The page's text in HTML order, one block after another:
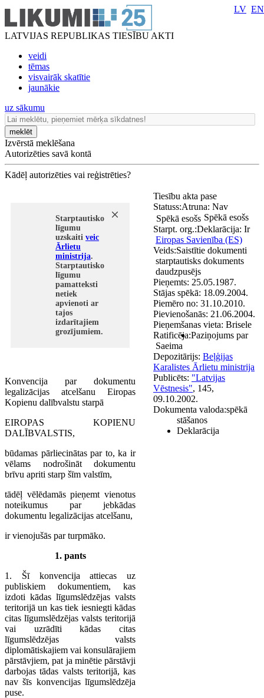
LATVIJAS REPUBLIKAS TIESĪBU AKTI
veidi
tēmas
visvairāk skatītie
jaunākie
LV EN
uz sākumu
meklēt
Izvērstā meklēšana
Autorizēties savā kontā
Kādēļ autorizēties vai reģistrēties?
Starptautisko
līgumu
uzskaiti veic
Ārlietu
ministrija.
Starptautisko
līgumu
pamatteksti
netiek
apvienoti ar
tajos
izdarītajiem
grozījumiem.
Konvencija par dokumentu
legalizācijas atcelšanu Eiropas
Kopienu dalībvalstu starpā
EIROPAS KOPIENU
DALĪBVALSTIS,
būdamas pārliecinātas par to, ka ir
vēlams nodrošināt dokumentu
brīvu apriti starp šīm valstīm,
tādēļ vēlēdamās pieņemt vienotus
noteikumus par jebkādas
dokumentu legalizācijas atcelšanu,
ir vienojušās par turpmāko.
1. pants
1. Šī konvencija attiecas uz
publiskiem dokumentiem, kas
izdoti kādas līgumslēdzējas valsts
teritorijā un kas tiek iesniegti kādas
citas līgumslēdzējas valsts teritorijā
vai uzrādīti kādas citas
līgumslēdzējas valsts
diplomātiskajiem vai konsulārajiem
pārstāvjiem, pat ja minētie pārstāvji
darbojas tādas valsts teritorijā, kas
nav šīs konvencijas līgumslēdzēja
puse.
Tiesību akta pase
Statuss:
Spēkā esošs Spēkā esošs
Starpt. org.:
Eiropas Savienība (ES)
Veids:
starptautisks dokuments
daudzpusējs
Pieņemts: 25.05.1987.
Stājas spēkā: 18.09.2004.
Piemēro no: 31.10.2010.
Pievienošanās: 21.06.2004.
Pieņemšanas vieta: Brisele
Ratificēja:
Saeima
Atruna: Nav
Deklarācija: Ir
Depozitārijs: Beļģijas
Karalistes Ārlietu ministrija
Publicēts: "Latvijas
Vēstnesis", 145,
09.10.2002.
Dokumenta valoda:
Saistītie dokumenti
Paziņojums par
spēkā
stāšanos
Deklarācija